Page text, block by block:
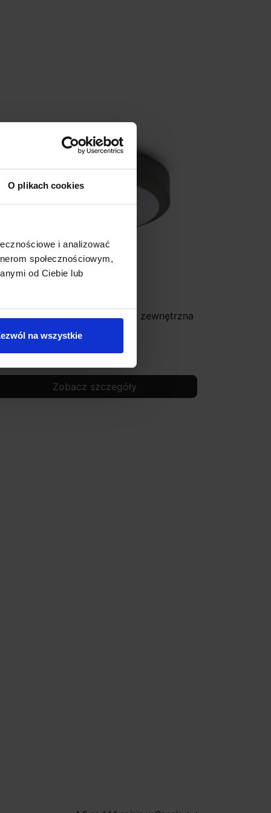
O plikach cookies
i analizować
społecznościowym,
od Ciebie lub
na wszystkie
Sonny Lampa sufitowa zewnętrzna
Zobacz szczegóły